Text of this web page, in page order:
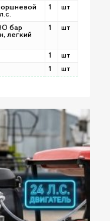
1 шт
бар
легкий
1 шт
1
шт
1 шт